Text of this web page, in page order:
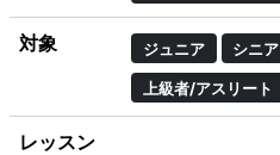
対象 ジュニア シニア
上級者/アスリート
レッスン